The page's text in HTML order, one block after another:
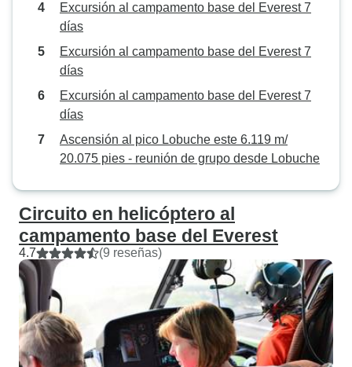
Excursión al campamento base del Everest 7
días
Excursión al campamento base del Everest 7
días
Excursión al campamento base del Everest 7
días
Ascensión al pico Lobuche este 6.119 m/
20.075 pies - reunión de grupo desde Lobuche
Circuito en helicóptero al
campamento base del Everest
4.7 (9 reseñas)